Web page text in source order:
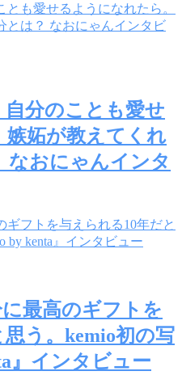
分のことも愛せ
妬が教えてくれ
なおにゃんインタ
最高のギフトを
う。kemio初の写
』インタビュー